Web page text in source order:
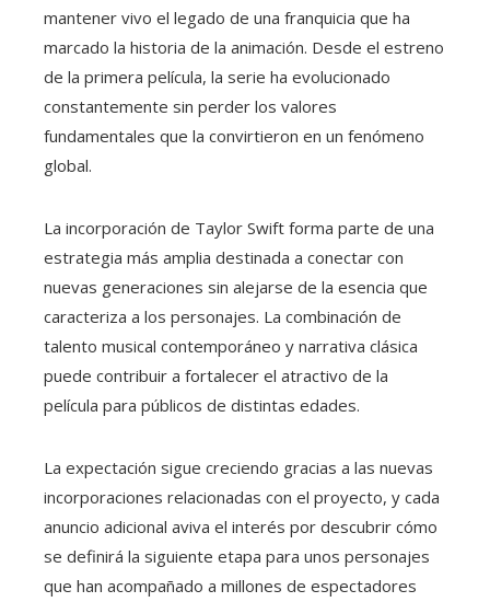
mantener vivo el legado de una franquicia que ha
marcado la historia de la animación. Desde el estreno
de la primera película, la serie ha evolucionado
constantemente sin perder los valores
fundamentales que la convirtieron en un fenómeno
global.
La incorporación de Taylor Swift forma parte de una
estrategia más amplia destinada a conectar con
nuevas generaciones sin alejarse de la esencia que
caracteriza a los personajes. La combinación de
talento musical contemporáneo y narrativa clásica
puede contribuir a fortalecer el atractivo de la
película para públicos de distintas edades.
La expectación sigue creciendo gracias a las nuevas
incorporaciones relacionadas con el proyecto, y cada
anuncio adicional aviva el interés por descubrir cómo
se definirá la siguiente etapa para unos personajes
que han acompañado a millones de espectadores